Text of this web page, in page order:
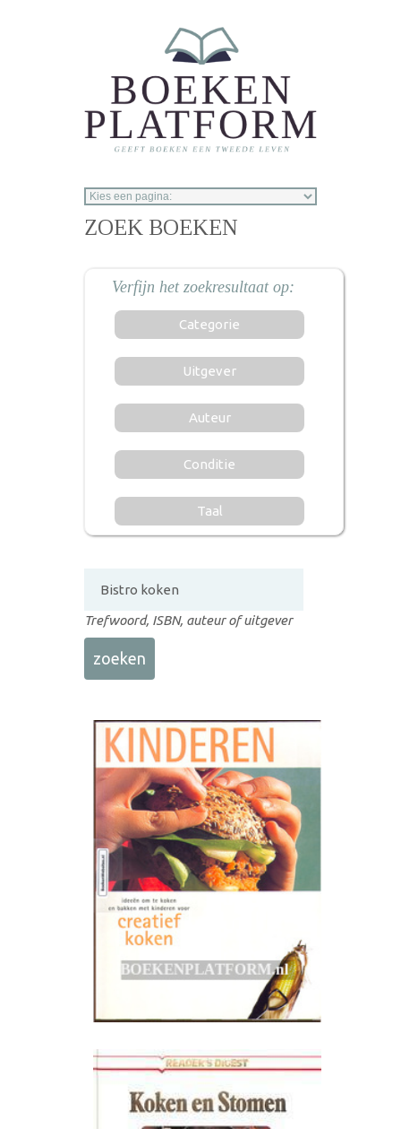
ZOEK BOEKEN
Categorie
Uitgever
Auteur
Conditie
Taal
Trefwoord, ISBN, auteur of uitgever